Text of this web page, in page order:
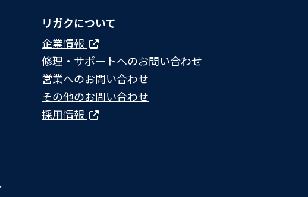
リガクについて
企業情報
修理・サポートへのお問い合わせ
営業へのお問い合わせ
その他のお問い合わせ
採用情報